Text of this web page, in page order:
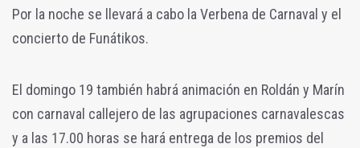
Por la noche se llevará a cabo la Verbena de Carnaval y el
concierto de Funátikos.
El domingo 19 también habrá animación en Roldán y Marín
con carnaval callejero de las agrupaciones carnavalescas
y a las 17.00 horas se hará entrega de los premios del